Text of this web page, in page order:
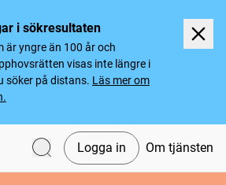
i sökresultaten
är yngre än 100 år och
visas inte längre i
söker på distans. Läs mer om
Logga in Om tjänsten